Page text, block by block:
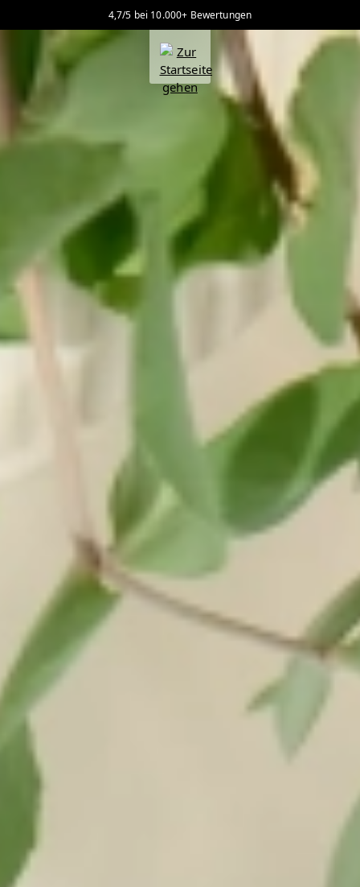
4,7/5 bei 10.000+ Bewertungen